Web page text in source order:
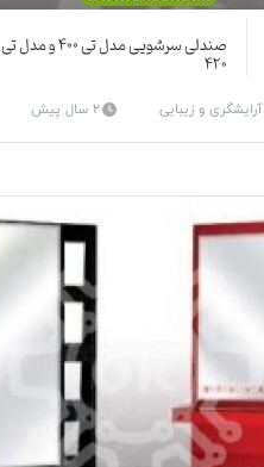
صندلی سرشویی مدل تی 400 و مدل تی
420
آرایشگری و زیبایی 2 سال پیش